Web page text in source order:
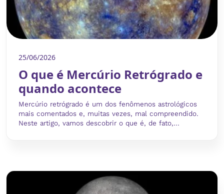
25/06/2026
O que é Mercúrio Retrógrado e
quando acontece
Mercúrio retrógrado é um dos fenômenos astrológicos
mais comentados e, muitas vezes, mal compreendido.
Neste artigo, vamos descobrir o que é, de fato,...